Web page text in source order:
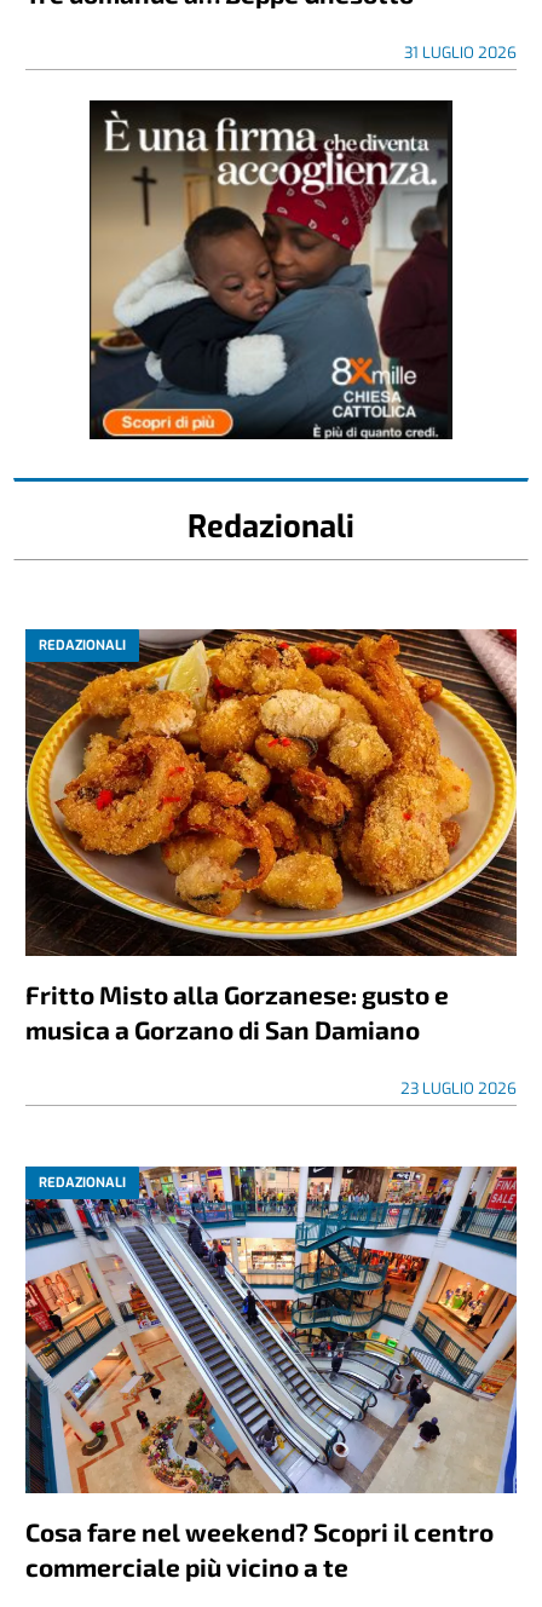
31 LUGLIO 2026
Redazionali
REDAZIONALI
Fritto Misto alla Gorzanese: gusto e
musica a Gorzano di San Damiano
23 LUGLIO 2026
REDAZIONALI
Cosa fare nel weekend? Scopri il centro
commerciale più vicino a te